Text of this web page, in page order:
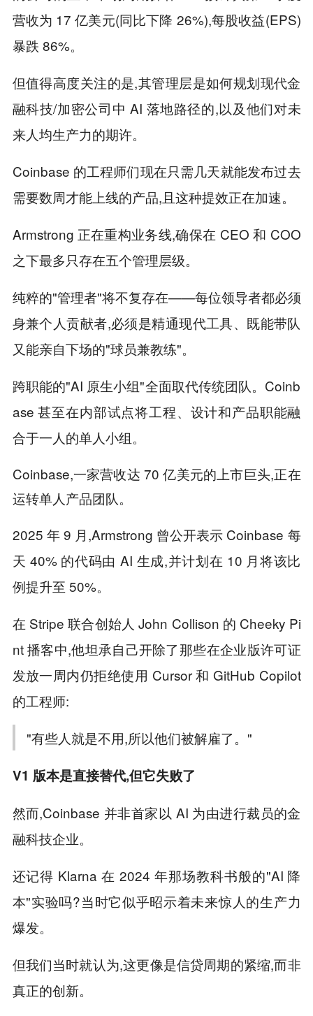
营收为 17 亿美元(同比下降 26%),每股收益(EPS)
暴跌 86%。
但值得高度关注的是,其管理层是如何规划现代金
融科技/加密公司中 AI 落地路径的,以及他们对未
来人均生产力的期许。
Coinbase 的工程师们现在只需几天就能发布过去
需要数周才能上线的产品,且这种提效正在加速。
Armstrong 正在重构业务线,确保在 CEO 和 COO
之下最多只存在五个管理层级。
纯粹的"管理者"将不复存在——每位领导者都必须
身兼个人贡献者,必须是精通现代工具、既能带队
又能亲自下场的"球员兼教练"。
跨职能的"AI 原生小组"全面取代传统团队。Coinb
ase 甚至在内部试点将工程、设计和产品职能融
合于一人的单人小组。
Coinbase,一家营收达 70 亿美元的上市巨头,正在
运转单人产品团队。
2025 年 9 月,Armstrong 曾公开表示 Coinbase 每
天 40% 的代码由 AI 生成,并计划在 10 月将该比
例提升至 50%。
在 Stripe 联合创始人 John Collison 的 Cheeky Pi
nt 播客中,他坦承自己开除了那些在企业版许可证
发放一周内仍拒绝使用 Cursor 和 GitHub Copilot
的工程师:
"有些人就是不用,所以他们被解雇了。"
V1 版本是直接替代,但它失败了
然而,Coinbase 并非首家以 AI 为由进行裁员的金
融科技企业。
还记得 Klarna 在 2024 年那场教科书般的"AI 降
本"实验吗?当时它似乎昭示着未来惊人的生产力
爆发。
但我们当时就认为,这更像是信贷周期的紧缩,而非
真正的创新。